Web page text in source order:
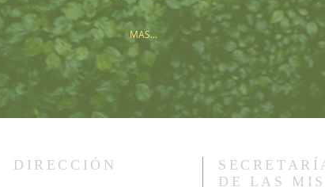
MAS...
DIRECCIÓN
DE LAS